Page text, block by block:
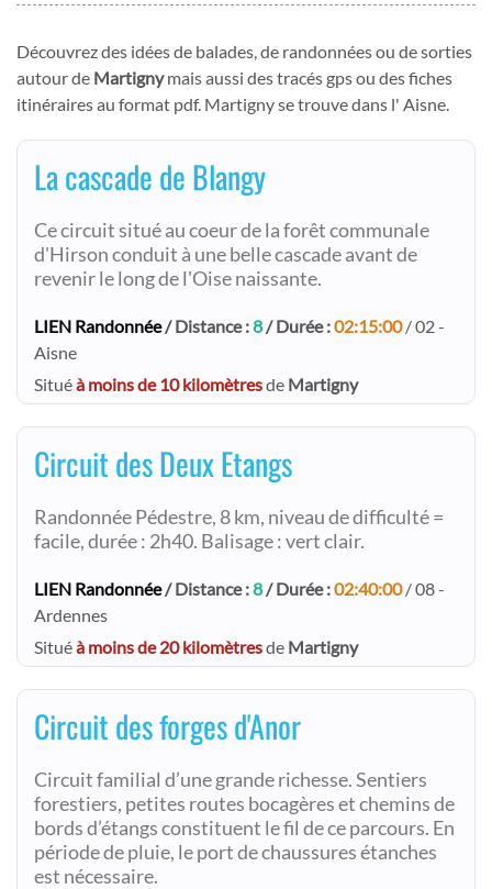
Découvrez des idées de balades, de randonnées ou de sorties
autour de Martignymais aussi des tracés gps ou des fiches
itinéraires au format pdf. Martigny se trouve dans l' Aisne.
La cascade de Blangy
Ce circuit situé au coeur de la forêt communale
d'Hirson conduit à une belle cascade avant de
revenir le long de l'Oise naissante.
LIEN Randonnée/ Distance :8/ Durée :02:15:00/ 02 -
Aisne
Situéà moins de 10 kilomètresde Martigny
Circuit des Deux Etangs
Randonnée Pédestre, 8 km, niveau de difficulté =
facile, durée : 2h40. Balisage : vert clair.
LIEN Randonnée/ Distance :8/ Durée :02:40:00/ 08 -
Ardennes
Situéà moins de 20 kilomètresde Martigny
Circuit des forges d'Anor
Circuit familial d’une grande richesse. Sentiers
forestiers, petites routes bocagères et chemins de
bords d’étangs constituent le fil de ce parcours. En
période de pluie, le port de chaussures étanches
est nécessaire.